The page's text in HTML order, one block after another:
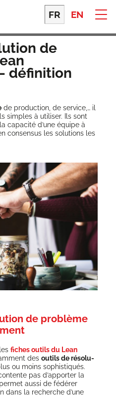
FR EN
de
définition
de pro­duc­tion, de ser­vice,… il
simples à uti­li­ser. Ils sont
capa­ci­té d’une équipe à
consen­sus les solu­tions les
de problème
fiches outils du Lean
des outils de réso­lu­
ou moins sophis­ti­qués.
pas d’apporter la
aus­si de fédé­rer
dans la recherche d’une